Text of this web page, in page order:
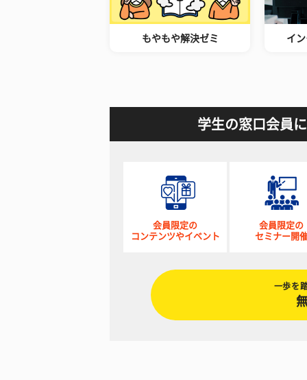
もやもや解決ゼミ イ
学生の窓口会員
会員限定の
コンテンツやイベント
会員限定の
セミナー開
一歩を